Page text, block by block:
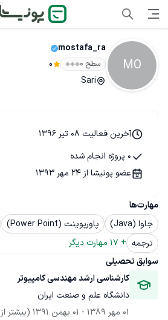
MO
mostafa_ra
سطح ۰ 0
Sari
مهارت‌ها
جاوا (Java)
پاورپوینت (Power Point)
ترجمه +
17 مهارت دیگر
سوابق تحصیلی
کارشناسی ارشد مهندسی کامپیوتر
دانشگاه علم و صنعت ایران
01 مهر 1389
- 01 بهمن 1391 (بیشتر از 2 سال)
آخرین فعالیت 08 تیر 1396
0 پروژه انجام شده
عضو پونیشا از 24 مهر 1393